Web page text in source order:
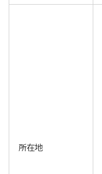
所在地